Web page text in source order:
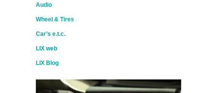
Audio
Wheel & Tires
Car’s e.t.c.
LIX web
LIX Blog